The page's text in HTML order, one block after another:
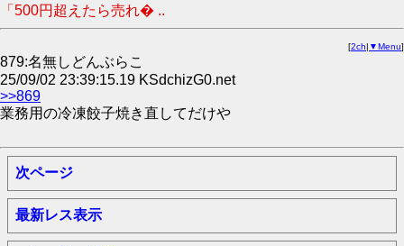
「500円超えたら売れ� ..
[2ch| ▼Menu]
879:名無しどんぶらこ
25/09/02 23:39:15.19 KSdchizG0.net
>>869
業務用の冷凍餃子焼き直してだけや
次ページ
最新レス表示